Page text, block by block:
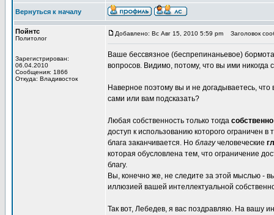
Вернуться к началу
Пойнтс
Политолог
Зарегистрирован:
06.04.2010
Сообщения: 1866
Откуда: Владивосток
Добавлено: Вс Авг 15, 2010 5:59 pm Заголовок
Ваше бессвязное (беспрепинаньевое)
вопросов. Видимо, потому, что вы ими никогда
Наверное поэтому вы и не догадываетесь,
сами или вам подсказать?
Любая собственность только тогда
доступ к использованию которого ограничен
блага заканчивается. Но благучеловеческие
которая обусловлена тем, что ограничение
благу.
Вы, конечно же, не следите за этой мыслью -
иллюзией вашей интеллектуальной
Так вот, Лебедев, я вас поздравляю. На вашу